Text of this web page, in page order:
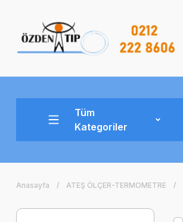
Tüm
Kategoriler
Anasayfa ATEŞ ÖLÇER-TERMOMETRE